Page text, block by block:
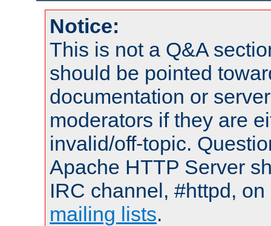
Notice:
This is not a Q&A
should be pointed
documentation or
moderators if they are
invalid/off-topic.
Apache HTTP Server
IRC channel, #httpd,
mailing lists.